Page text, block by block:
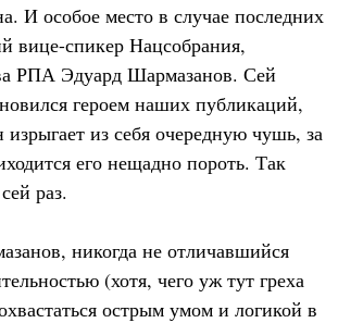
И особое место в случае последних
вице-спикер Нацсобрания,
РПА Эдуард Шармазанов. Сей
героем наших публикаций,
изрыгает из себя очередную чушь, за
его нещадно пороть. Так
раз.
никогда не отличавшийся
(хотя, чего уж тут греха
острым умом и логикой в